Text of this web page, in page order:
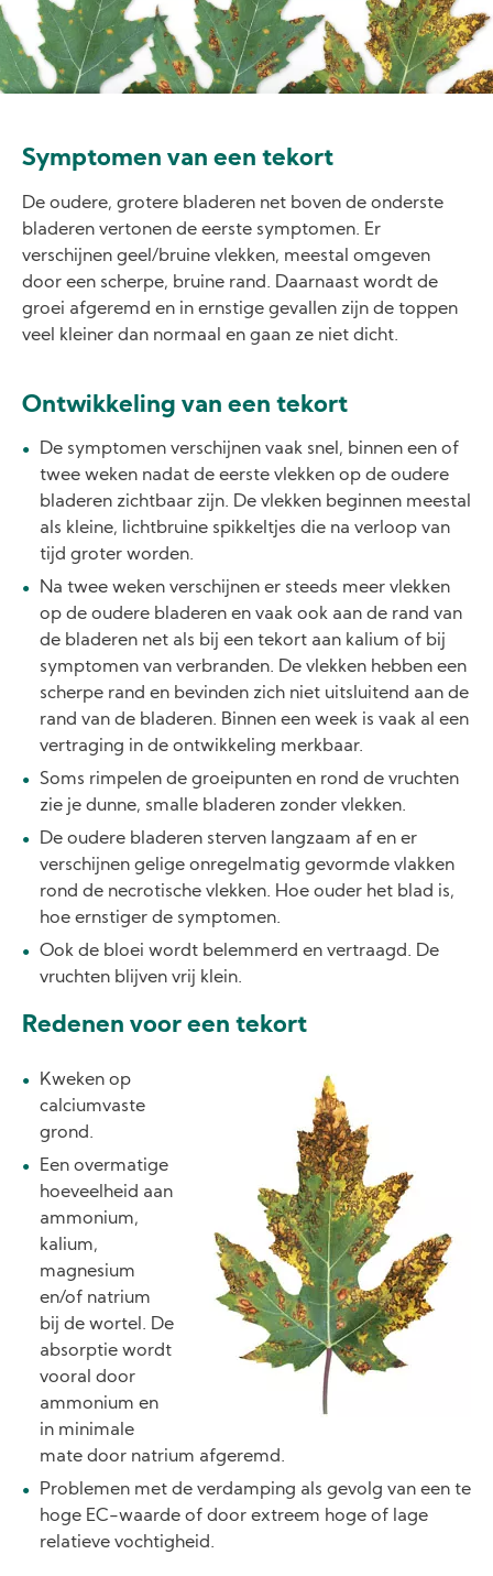
Symptomen van een tekort
De oudere, grotere bladeren net boven de onderste
bladeren vertonen de eerste symptomen. Er
verschijnen geel/bruine vlekken, meestal omgeven
door een scherpe, bruine rand. Daarnaast wordt de
groei afgeremd en in ernstige gevallen zijn de toppen
veel kleiner dan normaal en gaan ze niet dicht.
Ontwikkeling van een tekort
De symptomen verschijnen vaak snel, binnen een of
twee weken nadat de eerste vlekken op de oudere
bladeren zichtbaar zijn. De vlekken beginnen meestal
als kleine, lichtbruine spikkeltjes die na verloop van
tijd groter worden.
Na twee weken verschijnen er steeds meer vlekken
op de oudere bladeren en vaak ook aan de rand van
de bladeren net als bij een tekort aan kalium of bij
symptomen van verbranden. De vlekken hebben een
scherpe rand en bevinden zich niet uitsluitend aan de
rand van de bladeren. Binnen een week is vaak al een
vertraging in de ontwikkeling merkbaar.
Soms rimpelen de groeipunten en rond de vruchten
zie je dunne, smalle bladeren zonder vlekken.
De oudere bladeren sterven langzaam af en er
verschijnen gelige onregelmatig gevormde vlakken
rond de necrotische vlekken. Hoe ouder het blad is,
hoe ernstiger de symptomen.
Ook de bloei wordt belemmerd en vertraagd. De
vruchten blijven vrij klein.
Redenen voor een tekort
Kweken op
calciumvaste
grond.
Een overmatige
hoeveelheid aan
ammonium,
kalium,
magnesium
en/of natrium
bij de wortel. De
absorptie wordt
vooral door
ammonium en
in minimale
mate door natrium afgeremd.
Problemen met de verdamping als gevolg van een te
hoge EC-waarde of door extreem hoge of lage
relatieve vochtigheid.